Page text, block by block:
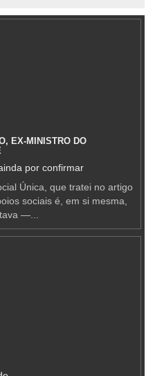
EX-MINISTRO DO
por confirmar
Única, que tratei no artigo
sociais é, em si mesma,
—...